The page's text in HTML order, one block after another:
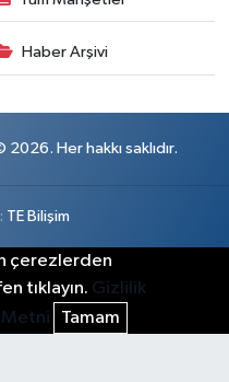
Haber Arşivi
Her hakkı saklıdır.
TE Bilişim
çerezlerden
tıklayın. Gizlilik
Metni
Tamam